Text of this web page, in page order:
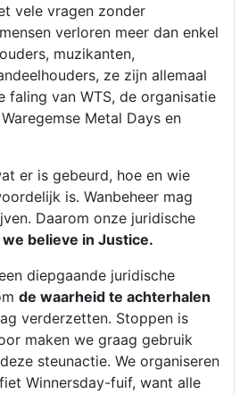
vele vragen zonder
verloren meer dan enkel
muzikanten,
ze zijn allemaal
faling van WTS, de organisatie
Metal Days en
er is gebeurd, hoe en wie
is. Wanbeheer mag
Daarom onze juridische
we believe in Justice.
diepgaande juridische
de waarheid te achterhalen
verderzetten. Stoppen is
maken we graag gebruik
steunactie. We organiseren
Winnersday-fuif, want alle